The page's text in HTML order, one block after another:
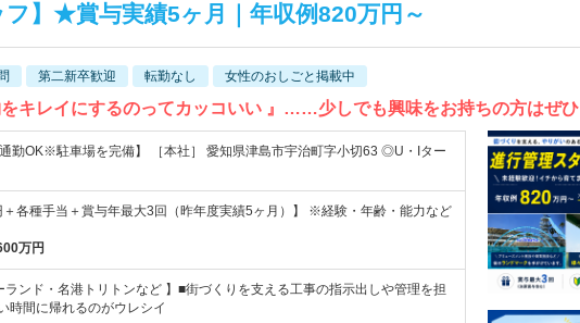
】★賞与実績5ヶ月｜年収例820万円～
第二新卒歓迎 転勤なし 女性のおしごと掲載中
をキレイにするのってカッコいい 』……少しでも興味をお持ちの方はぜひ
通勤OK※駐車場を完備】 ［本社］ 愛知県津島市宇治町字小切63 ◎U・Iター
＋各種手当＋賞与年最大3回（昨年度実績5ヶ月）】 ※経験・年齢・能力など
万円
ランド・名港トリトンなど 】■街づくりを支える工事の指示出しや管理を担
時間に帰れるのがウレシイ